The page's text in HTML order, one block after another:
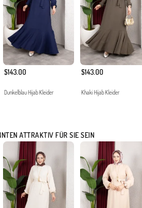
$143.00
Dunkelblau Hijab Kleider
$143.00
Khaki Hijab Kleider
ATTRAKTIV FÜR SIE SEIN